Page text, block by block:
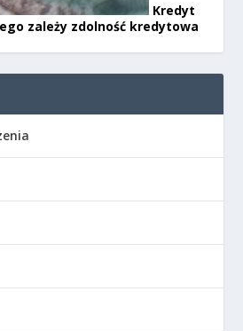
Kredyt
zależy zdolność kredytowa